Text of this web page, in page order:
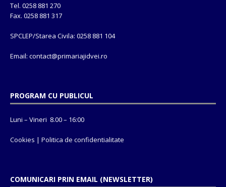
Tel. 0258 881 270
Fax. 0258 881 317
SPCLEP/Starea Civila: 0258 881 104
Email: contact@primariajidvei.ro
PROGRAM CU PUBLICUL
Luni – Vineri 8.00 – 16:00
Cookies | Politica de confidentialitate
COMUNICARI PRIN EMAIL (NEWSLETTER)